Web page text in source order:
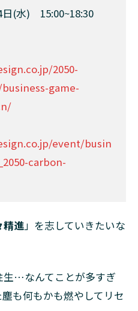
日(水) 15:00~18:30
2050-
game-
event/busin
carbon-
精進」を志していきたいな
生…なんてことが多すぎ
も何もかも燃やしてリセ